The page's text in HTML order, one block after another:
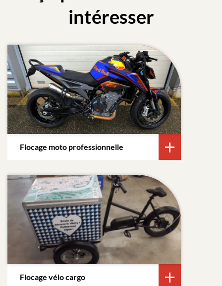
intéresser
Flocage moto professionnelle
Flocage vélo cargo